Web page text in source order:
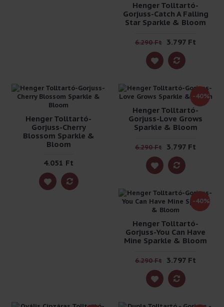
Henger Tolltartó-
Gorjuss-Catch A Falling
Star Sparkle & Bloom
6.290 Ft 3.797 Ft
Henger Tolltartó-
Gorjuss-Cherry
Blossom Sparkle &
Bloom
4.051 Ft
-40%
Henger Tolltartó-
Gorjuss-Love Grows
Sparkle & Bloom
6.290 Ft 3.797 Ft
-40%
Henger Tolltartó-
Gorjuss-You Can Have
Mine Sparkle & Bloom
6.290 Ft 3.797 Ft